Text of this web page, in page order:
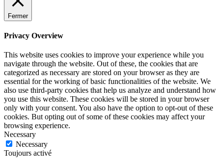
Fermer
Privacy Overview
This website uses cookies to improve your experience while you
navigate through the website. Out of these, the cookies that are
categorized as necessary are stored on your browser as they are
essential for the working of basic functionalities of the website. We
also use third-party cookies that help us analyze and understand how
you use this website. These cookies will be stored in your browser
only with your consent. You also have the option to opt-out of these
cookies. But opting out of some of these cookies may affect your
browsing experience.
Necessary
Necessary
Toujours activé